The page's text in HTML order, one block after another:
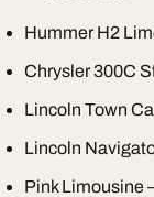
Hummer H2
Chrysler 300C
Lincoln Town
Lincoln
Pink Limousine